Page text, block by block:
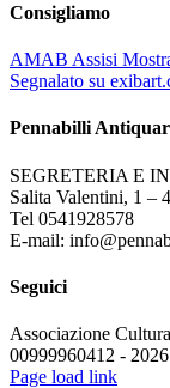
Consigliamo
AMAB Assisi
Segnalato su
Pennabilli
SEGRETERIA E
Salita Valentini, 1 –
Tel 0541928578
E-mail:
Seguici
Associazione
00999960412 - 2026
Page load link